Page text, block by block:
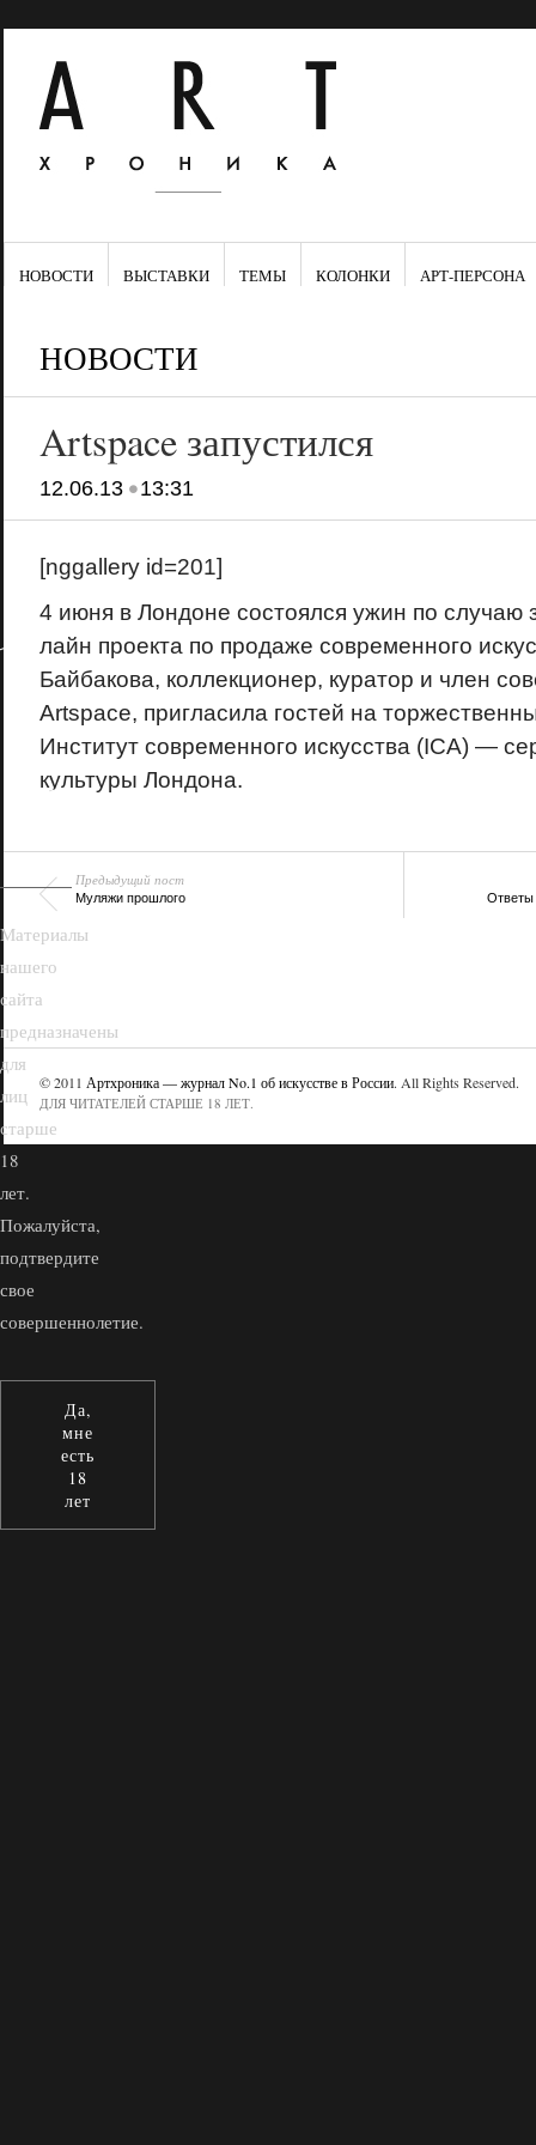
НОВОСТИ ВЫСТАВКИ ТЕМЫ КОЛОНКИ АРТ-ПЕРСОНА
НОВОСТИ
Artspace запустился
12.06.13•13:31
[nggallery id=201]
4 июня в Лондоне состоялся ужин по случаю
лайн проекта по продаже современного
Байбакова, коллекционер, куратор и член
Artspace, пригласила гостей на
Институт современного искусства (ICA) —
культуры Лондона.
Предыдущий пост
Муляжи прошлого Ответы
© 2011 Артхроника — журнал No.1 об искусстве в России. All Rights Reserved.
ДЛЯ ЧИТАТЕЛЕЙ СТАРШЕ 18 ЛЕТ.
18+
Материалы
нашего
сайта
предназначены
для
лиц
старше
18
лет.
Пожалуйста,
подтвердите
свое
совершеннолетие.
Да,
мне
есть
18
лет